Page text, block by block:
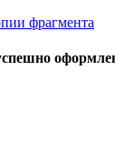
фрагмента